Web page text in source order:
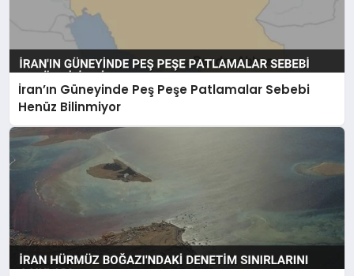
İran’ın Güneyinde Peş Peşe Patlamalar Sebebi
Henüz Bilinmiyor